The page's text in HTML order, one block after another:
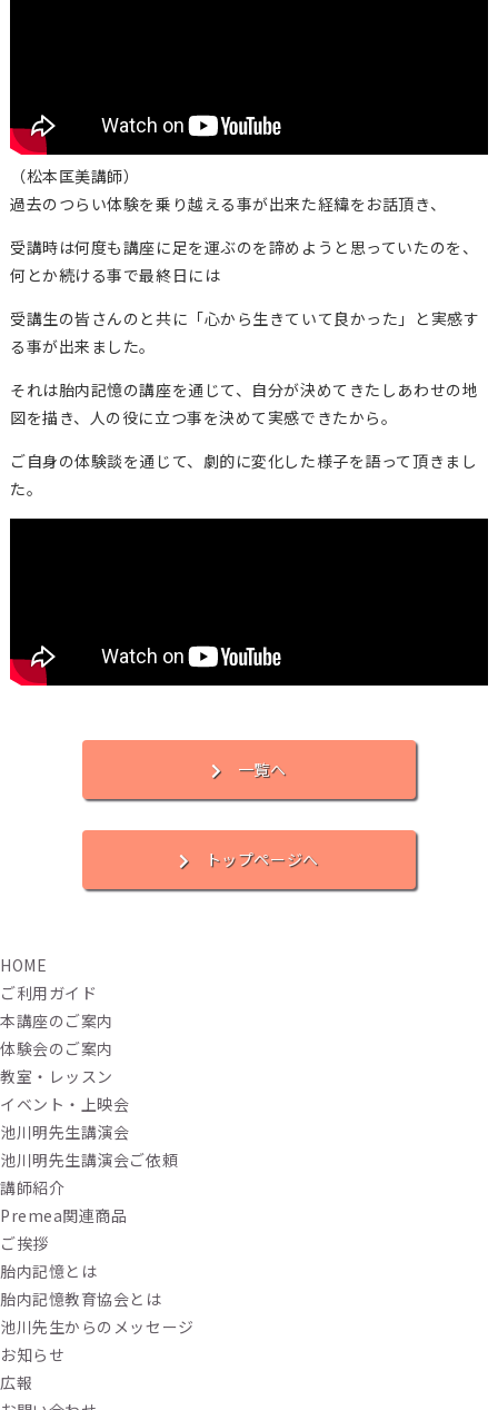
（松本匡美講師）
過去のつらい体験を乗り越える事が出来た経緯をお話頂き、
受講時は何度も講座に足を運ぶのを諦めようと思っていたのを、
何とか続ける事で最終日には
受講生の皆さんのと共に「心から生きていて良かった」と実感す
る事が出来ました。
それは胎内記憶の講座を通じて、自分が決めてきたしあわせの地
図を描き、人の役に立つ事を決めて実感できたから。
ご自身の体験談を通じて、劇的に変化した様子を語って頂きまし
た。
一覧へ
トップページへ
HOME
ご利用ガイド
本講座のご案内
体験会のご案内
教室・レッスン
イベント・上映会
池川明先生講演会
池川明先生講演会ご依頼
講師紹介
Premea関連商品
ご挨拶
胎内記憶とは
胎内記憶教育協会とは
池川先生からのメッセージ
お知らせ
広報